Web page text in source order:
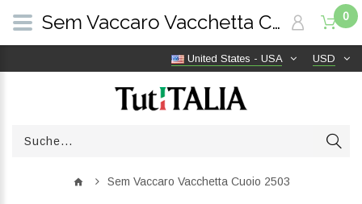
USD
United States - USA
0
Sem Vaccaro Vacchetta Cuoio 2503
Sem Vaccaro Vacchetta Cuoio 2503 | TutITALIA